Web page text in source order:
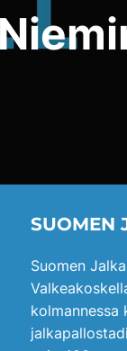
SUOMEN
Suomen
kolmannessa